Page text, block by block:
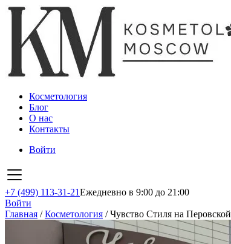
Косметология
Блог
О нас
Контакты
Войти
+7 (499) 113-31-21Ежедневно в 9:00 до 21:00
Войти
Главная /Косметология /Чувство Стиля на Перовской